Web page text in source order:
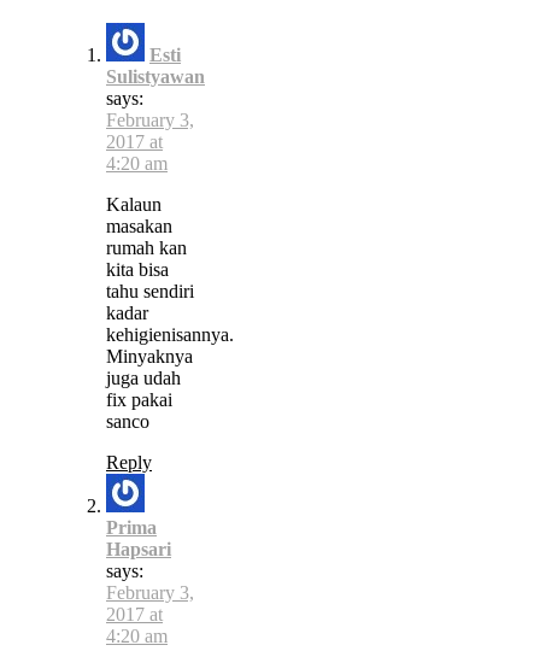
Esti
Sulistyawan
says:
February 3,
2017 at
4:20 am
Kalaun
masakan
rumah kan
kita bisa
tahu sendiri
kadar
kehigienisannya.
Minyaknya
juga udah
fix pakai
sanco
Reply
Prima
Hapsari
says:
February 3,
2017 at
4:20 am